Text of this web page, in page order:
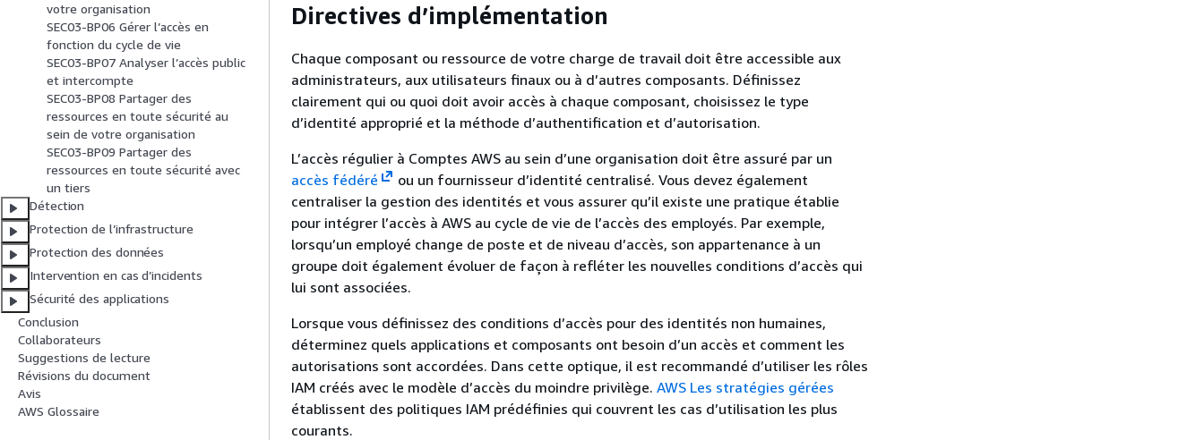
votre organisation
SEC03-BP06 Gérer l’accès en
fonction du cycle de vie
SEC03-BP07 Analyser l’accès public
et intercompte
SEC03-BP08 Partager des
ressources en toute sécurité au
sein de votre organisation
SEC03-BP09 Partager des
ressources en toute sécurité avec
un tiers
Détection
Protection de l’infrastructure
Protection des données
Intervention en cas d’incidents
Sécurité des applications
Conclusion
Collaborateurs
Suggestions de lecture
Révisions du document
Avis
AWS Glossaire
Directives d’implémentation
Chaque composant ou ressource de votre charge de travail doit être accessible aux
administrateurs, aux utilisateurs finaux ou à d’autres composants. Définissez
clairement qui ou quoi doit avoir accès à chaque composant, choisissez le type
d’identité approprié et la méthode d’authentification et d’autorisation.
L’accès régulier à Comptes AWS au sein d’une organisation doit être assuré par un
accès fédéré
ou un fournisseur d’identité centralisé. Vous devez également
centraliser la gestion des identités et vous assurer qu’il existe une pratique établie
pour intégrer l’accès à AWS au cycle de vie de l’accès des employés. Par exemple,
lorsqu’un employé change de poste et de niveau d’accès, son appartenance à un
groupe doit également évoluer de façon à refléter les nouvelles conditions d’accès qui
lui sont associées.
Lorsque vous définissez des conditions d’accès pour des identités non humaines,
déterminez quels applications et composants ont besoin d’un accès et comment les
autorisations sont accordées. Dans cette optique, il est recommandé d’utiliser les rôles
IAM créés avec le modèle d’accès du moindre privilège. AWS Les stratégies gérées
établissent des politiques IAM prédéfinies qui couvrent les cas d’utilisation les plus
courants.